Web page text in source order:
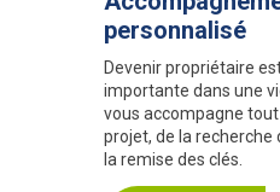
personnalisé
Devenir propriétaire
importante dans une
vous accompagne
projet, de la
la remise des clés.